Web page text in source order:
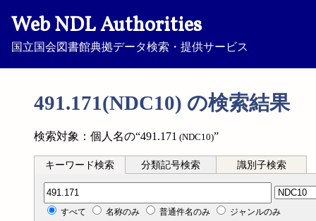
Web NDL Authorities
国立国会図書館典拠データ検索・提供サービス
491.171(NDC10) の検索結果
検索対象：個人名の“491.171 (NDC10)”
キーワード検索 分類記号検索 識別子検索
分類記号検索
すべて 名称のみ 普通件名のみ ジャンルのみ